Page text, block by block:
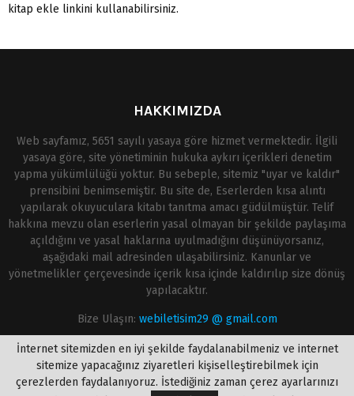
kitap ekle linkini kullanabilirsiniz.
HAKKIMIZDA
Web sayfamız, 5651 sayılı yasaya göre hizmet vermektedir. İlgili
yasaya göre, site yönetiminin hukuka aykırı içerikleri denetim
yapma yükümlülüğü yoktur. Bu sebeple, sitemiz "uyar ve kaldır"
prensibini benimsemiştir. Bu site de, Eserlerden kısa alıntı
yapılarak okuyuculara kitabı tanıtma amacı güdülmüştür. Telif
hakkına mevzu olan eserlerin yasal olmayan bir şekilde paylaşıma
açıldığını ve yasal haklarına uyulmadığını düşünüyorsanız,
aşağıdaki mail adresinden ulaşabilirsiniz. Kanunlar ve
yönetmelikler çerçevesinde içerik kısa içinde kaldırılıp size dönüş
yapılacaktır.
Bize Ulaşın: webiletisim29 @ gmail.com
İnternet sitemizden en iyi şekilde faydalanabilmeniz ve internet
sitemize yapacağınız ziyaretleri kişiselleştirebilmek için
çerezlerden faydalanıyoruz. İstediğiniz zaman çerez ayarlarınızı